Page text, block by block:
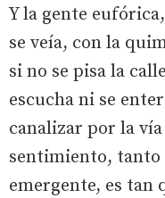
Y la gente
se veía, con la
si no se pisa la
escucha ni se
canalizar por la
sentimiento,
emergente, es tan